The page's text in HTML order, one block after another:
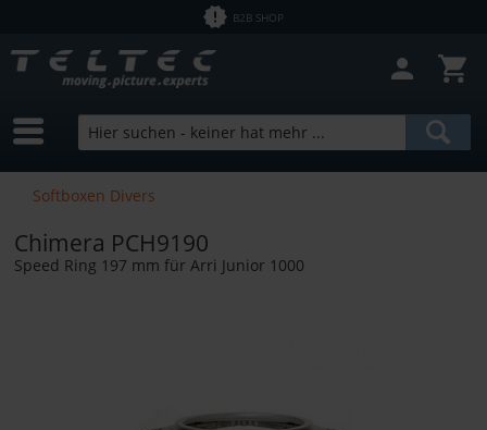
B2B SHOP
Softboxen Divers
Chimera PCH9190
Speed Ring 197 mm für Arri Junior 1000